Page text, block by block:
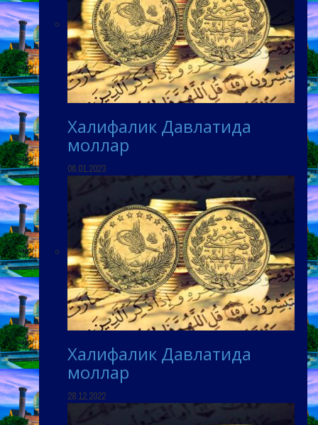
Халифалик Давлатида
моллар
06.01.2023
Халифалик Давлатида
моллар
28.12.2022